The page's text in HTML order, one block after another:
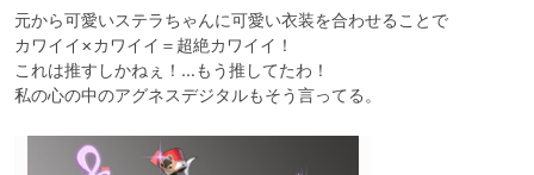
元から可愛いステラちゃんに可愛い衣装を合わせることで
カワイイ×カワイイ＝超絶カワイイ！
これは推すしかねぇ！…もう推してたわ！
私の心の中のアグネスデジタルもそう言ってる。